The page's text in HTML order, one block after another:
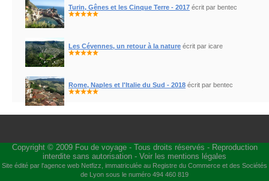
Turin, Gênes et les Cinque Terre - 2017 écrit par bentec
Les Cévennes, un retour à la nature écrit par icare
Rome, Naples et l'Italie du Sud - 2018 écrit par bentec
Copyright © 2009 Fou de voyage- Tous droits réservés - Reproduction
interdite sans autorisation - Voir les mentions légales
Site édité par l'agence web Netfizz , immatriculée au Registre du Commerce et des Sociétés
de Lyon sous le numéro 494 460 819